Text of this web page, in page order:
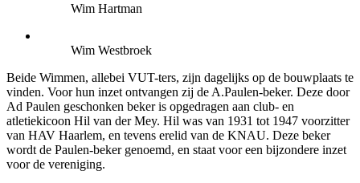
Wim Hartman
Wim Westbroek
Beide Wimmen, allebei VUT-ters, zijn dagelijks op de bouwplaats te
vinden. Voor hun inzet ontvangen zij de A.Paulen-beker. Deze door
Ad Paulen geschonken beker is opgedragen aan club- en
atletiekicoon Hil van der Mey. Hil was van 1931 tot 1947 voorzitter
van HAV Haarlem, en tevens erelid van de KNAU. Deze beker
wordt de Paulen-beker genoemd, en staat voor een bijzondere inzet
voor de vereniging.